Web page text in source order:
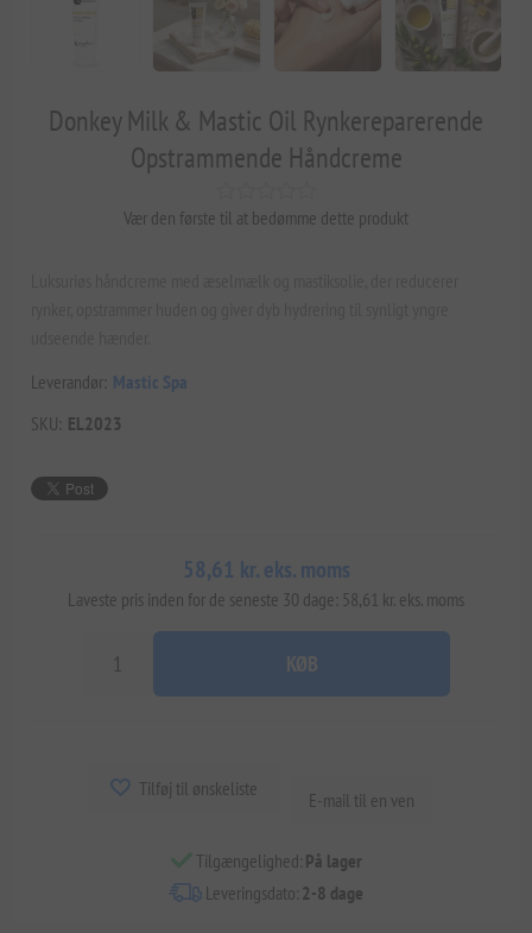
Donkey Milk & Mastic Oil Rynkereparerende
Opstrammende Håndcreme
Vær den første til at bedømme dette produkt
Leverandør: Mastic Spa
SKU: EL2023
58,61 kr. eks. moms
Laveste pris inden for de seneste 30 dage: 58,61 kr. eks. moms
KØB
Tilføj til ønskeliste E-mail til en ven
Tilgængelighed: På lager
Leveringsdato: 2-8 dage